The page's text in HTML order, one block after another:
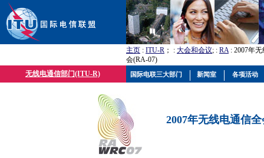
主页 : ITU-R ； : 大会和会议; : RA: 2007年
会(RA-07)
无线电通信部门(ITU-R)
2007年无线电通信
国际电联三大部门 新闻室 各项活动